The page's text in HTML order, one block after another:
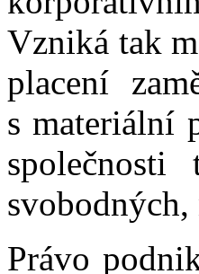
Vzniká tak
placení
s materiální
společnosti
Právo